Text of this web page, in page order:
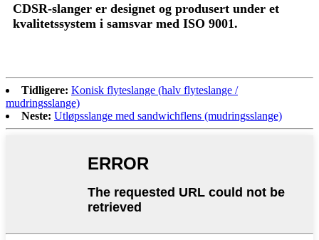
CDSR-slanger er designet og produsert under et
kvalitetssystem i samsvar med ISO 9001.
Tidligere: Konisk flyteslange (halv flyteslange /
mudringsslange)
Neste: Utløpsslange med sandwichflens (mudringsslange)